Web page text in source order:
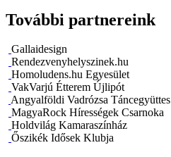
További partnereink
Gallaidesign
Rendezvenyhelyszinek.hu
Homoludens.hu Egyesület
VakVarjú Étterem Újlipót
Angyalföldi Vadrózsa Táncegyüttes
MagyaRock Hírességek Csarnoka
Holdvilág Kamaraszínház
Őszikék Idősek Klubja